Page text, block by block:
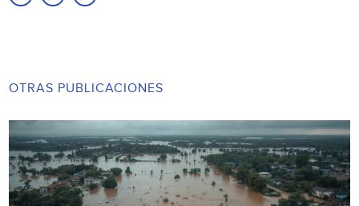
OTRAS PUBLICACIONES